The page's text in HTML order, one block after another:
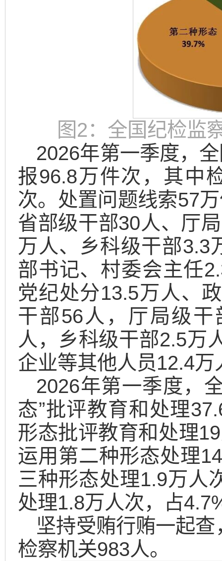
图2：全国纪检监
2026年第一季度，
报96.8万件次，其中
次。处置问题线索57
省部级干部30人、厅
万人、乡科级干部3.3
部书记、村委会主任
党纪处分13.5万人、
干部56人，厅局级干
人，乡科级干部2.5万
企业等其他人员12.4万
2026年第一季度，
态”批评教育和处理
形态批评教育和处理
运用第二种形态处理
三种形态处理1.9万人
处理1.8万人次，占
坚持受贿行贿一起
检察机关983人。